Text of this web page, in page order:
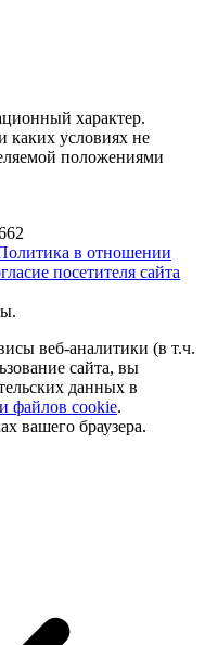
характер.
условиях не
положениями
в отношении
посетителя сайта
веб-аналитики (в т.ч.
сайта, вы
данных в
файлов cookie.
вашего браузера.